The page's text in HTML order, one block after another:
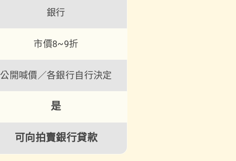
銀行
市價8~9折
公開喊價／各銀行自行決定
是
可向拍賣銀行貸款